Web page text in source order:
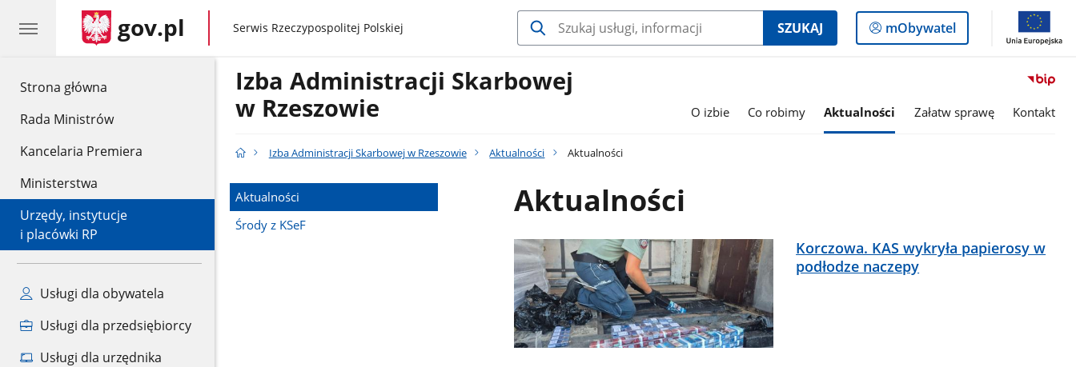
Strona główna
Rada Ministrów
Kancelaria Premiera
Ministerstwa
Urzędy, instytucje
i placówki RP
Usługi dla obywatela
Usługi dla przedsiębiorcy
Usługi dla urzędnika
gov.pl gov.pl
Serwis Rzeczypospolitej Polskiej SZUKAJ
Logowanie
do
mObywatel
Izba Administracji Skarbowej
w Rzeszowie
O izbie Co robimy Aktualności Załatw sprawę Kontakt
Izba Administracji Skarbowej w Rzeszowie Aktualności Aktualności
Aktualności
Środy z KSeF
Aktualności
Korczowa. KAS wykryła papierosy w
podłodze naczepy